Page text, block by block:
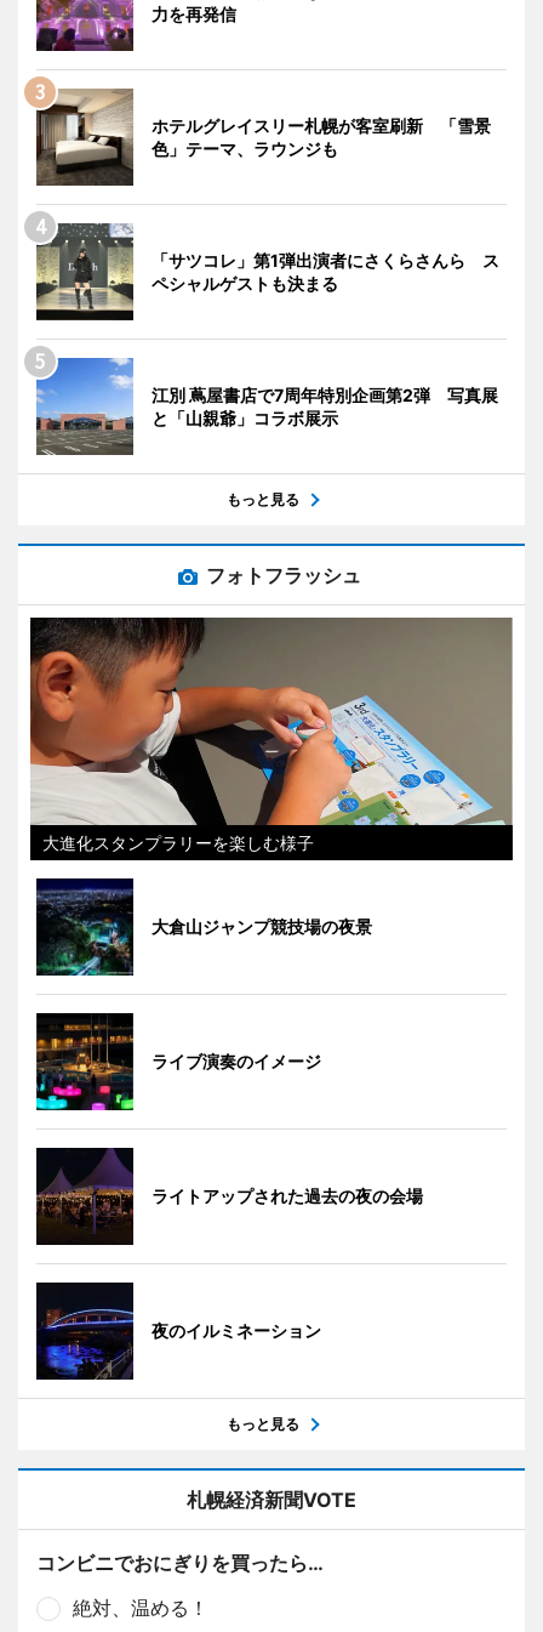
力を再発信
ホテルグレイスリー札幌が客室刷新 「雪景
色」テーマ、ラウンジも
「サツコレ」第1弾出演者にさくらさんら ス
ペシャルゲストも決まる
江別 蔦屋書店で7周年特別企画第2弾 写真展
と「山親爺」コラボ展示
もっと見る
フォトフラッシュ
大進化スタンプラリーを楽しむ様子
大倉山ジャンプ競技場の夜景
ライブ演奏のイメージ
ライトアップされた過去の夜の会場
夜のイルミネーション
もっと見る
札幌経済新聞VOTE
コンビニでおにぎりを買ったら…
絶対、温める！